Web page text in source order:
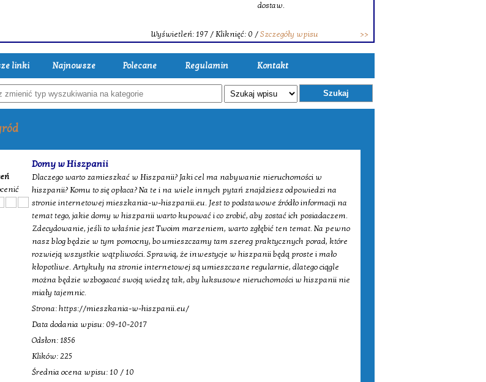
Wyświetleń: 197 / Kliknięć: 0 /Szczegóły wpisu
linki Najnowsze Polecane Regulamin Kontakt
Szukaj
Domy w Hiszpanii
Dlaczego warto zamieszkać w Hiszpanii? Jaki cel ma nabywanie nieruchomości w
hiszpanii? Komu to się opłaca? Na te i na wiele innych pytań znajdziesz odpowiedzi na
stronie internetowej mieszkania-w-hiszpanii.eu. Jest to podstawowe źródło informacji na
temat tego, jakie domy w hiszpanii warto kupować i co zrobić, aby zostać ich posiadaczem.
Zdecydowanie, jeśli to właśnie jest Twoim marzeniem, warto zgłębić ten temat. Na pewno
nasz blog będzie w tym pomocny, bo umieszczamy tam szereg praktycznych porad, które
rozwieją wszystkie wątpliwości. Sprawią, że inwestycje w hiszpanii będą proste i mało
kłopotliwe. Artykuły na stronie internetowej są umieszczane regularnie, dlatego ciągle
można będzie wzbogacać swoją wiedzę tak, aby luksusowe nieruchomości w hiszpanii nie
miały tajemnic.
Strona: https://mieszkania-w-hiszpanii.eu/
Data dodania wpisu: 09-10-2017
Odsłon: 1856
Klików: 225
Średnia ocena wpisu: 10 / 10